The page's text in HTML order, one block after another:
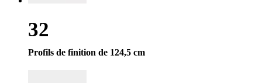
32
Profils de finition de 124,5 cm